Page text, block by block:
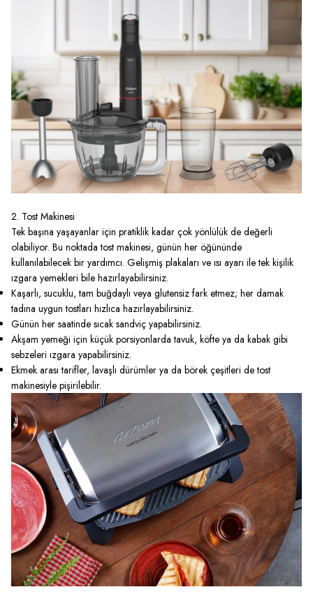
2. Tost Makinesi
Tek başına yaşayanlar için pratiklik kadar çok yönlülük de değerli
olabiliyor. Bu noktadatost makinesi, günün her öğününde
kullanılabilecek bir yardımcı. Gelişmiş plakaları ve ısı ayarı ile tek kişilik
ızgara yemekleri bile hazırlayabilirsiniz.
Kaşarlı, sucuklu, tam buğdaylı veya glutensiz fark etmez; her damak
tadına uygun tostları hızlıca hazırlayabilirsiniz.
Günün her saatinde sıcak sandviç yapabilirsiniz.
Akşam yemeği için küçük porsiyonlarda tavuk, köfte ya da kabak gibi
sebzeleri ızgara yapabilirsiniz.
Ekmek arası tarifler, lavaşlı dürümler ya da börek çeşitleri de tost
makinesiyle pişirilebilir.